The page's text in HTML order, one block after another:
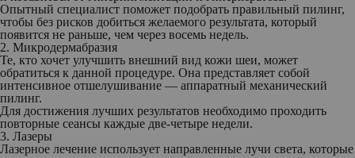
Опытный специалист поможет подобрать правильный пилинг,
чтобы без рисков добиться желаемого результата, который
появится не раньше, чем через восемь недель.
2. Микродермабразия
Те, кто хочет улучшить внешний вид кожи шеи, может
обратиться к данной процедуре. Она представляет собой
интенсивное отшелушивание — аппаратный механический
пилинг.
Для достижения лучших результатов необходимо проходить
повторные сеансы каждые две-четыре недели.
3. Лазеры
Лазерное лечение использует направленные лучи света, которые